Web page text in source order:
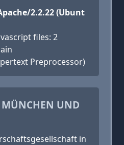
2.2.22 (Ubunt
files: 2
Preprocessor)
MÜNCHEN UND
in